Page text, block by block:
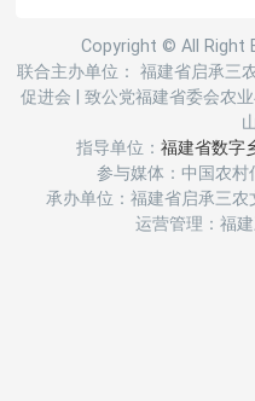
Copyright © All Right
联合主办单位： 福建省启承三
促进会
致公党福建省委会农
指导单位： 福建省数字
参与媒体：中国农
承办单位：福建省启承三
运营管理：福